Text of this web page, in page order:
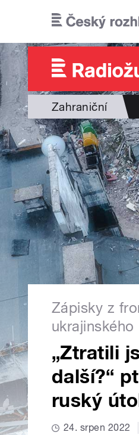
Zahraniční
Zápisky z
„Ztratili
další?“
ruský
24. srpen 2022